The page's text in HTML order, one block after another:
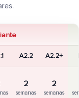
A2.2 A2.2+
2
semanas
2
semanas